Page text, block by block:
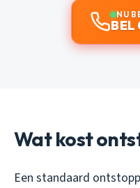
NU
BEL
Wat kost
Een standaard